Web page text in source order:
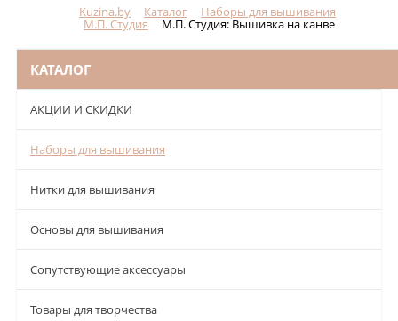
Kuzina.by Каталог Наборы для вышивания
М.П. Студия М.П. Студия: Вышивка на канве
КАТАЛОГ
АКЦИИ И СКИДКИ
Наборы для вышивания
Нитки для вышивания
Основы для вышивания
Сопутствующие аксессуары
Товары для творчества